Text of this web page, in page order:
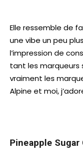
Elle ressemble de
une vibe un peu
l’impression de
tant les marqueurs
vraiment les
Alpine et moi,
Pineapple Sugar